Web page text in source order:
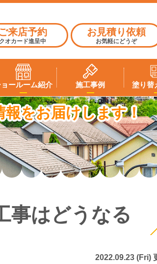
来店予約
クオカード進呈中
お見積り依頼
お気軽にどうぞ
ョールーム紹介 施工事例 塗り替
をお届けします！
事はどうなる
2022.09.23 (Fri)